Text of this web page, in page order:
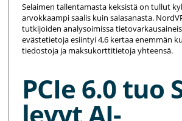
Selaimen tallentamasta keksistä on tullut
arvokkaampi saalis kuin salasanasta.
tutkijoiden analysoimissa
evästetietoja esiintyi 4,6 kertaa enemmän
tiedostoja ja maksukorttitietoja yhteensä.
PCIe 6.0 tuo
levyt AI-